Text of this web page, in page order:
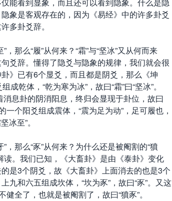
能看到显象，而且还可以看到隐象。什么是隐
象是客观存在的，因为《易经》中的许多卦爻
多卦爻辞。
那么“履”从何来？“霜”与“坚冰”又从何而来
爻辞。懂得了隐爻与隐象的规律，我们就会很
》已有6个显爻，而且都是阴爻，那么《坤
乾体，“乾为寒为冰”，故曰“霜”曰“坚冰”。
消息卦的阴消阳息，终归会显现于卦位，故曰
个阳爻组成震体，“震为足为动”，足可履也，
冰至”。
那么“豕”从何来？为什么还是被阉割的“獖
。我们已知，《大畜卦》是由《泰卦》变化
是3个阴爻，故《大畜卦》上面消去的也是3个
九和六五组成坎体，“坎为豕”，故曰“豕”。又这
全了，也就是被阉割了，故曰“獖豕”。